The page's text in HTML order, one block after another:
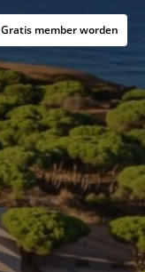
Gratis member worden